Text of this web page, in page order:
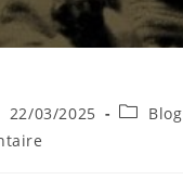
:
22/03/2025
PostBlog